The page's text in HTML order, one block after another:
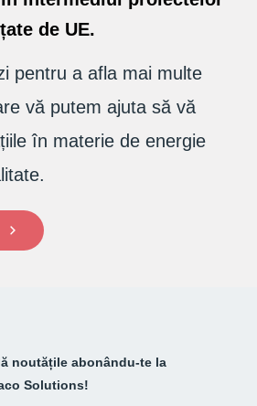
de UE.
pentru a afla mai multe
vă putem ajuta să vă
în materie de energie
noutățile abonându-te la
Solutions!